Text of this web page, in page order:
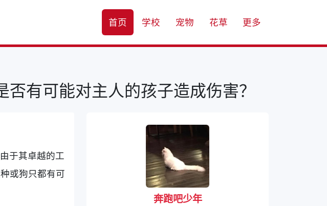
首页 学校 宠物 花草 更多
有可能对主人的孩子造成伤害？
于其卓越的工
或狗只都有可
奔跑吧少年